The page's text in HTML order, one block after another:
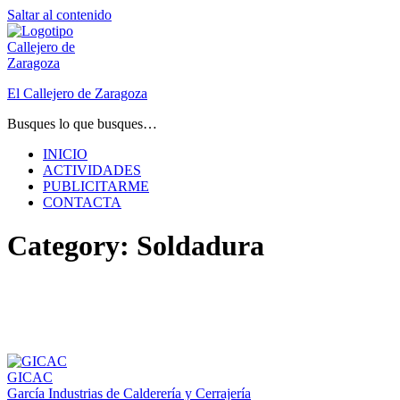
Saltar al contenido
El Callejero de Zaragoza
Busques lo que busques…
INICIO
ACTIVIDADES
PUBLICITARME
CONTACTA
Category: Soldadura
GICAC
García Industrias de Calderería y Cerrajería